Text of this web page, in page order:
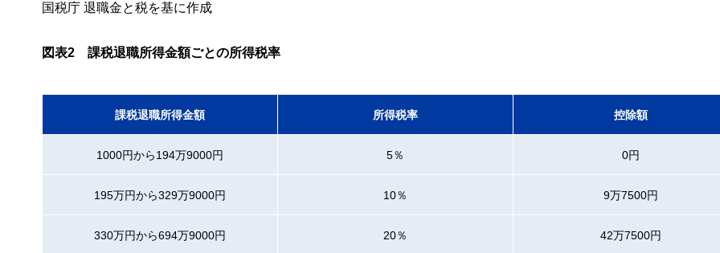
国税庁 退職金と税を基に作成
図表2 課税退職所得金額ごとの所得税率
課税退職所得金額 所得税率 控除額
1000円から194万9000円 5％ 0円
195万円から329万9000円 10％ 9万7500円
330万円から694万9000円 20％ 42万7500円